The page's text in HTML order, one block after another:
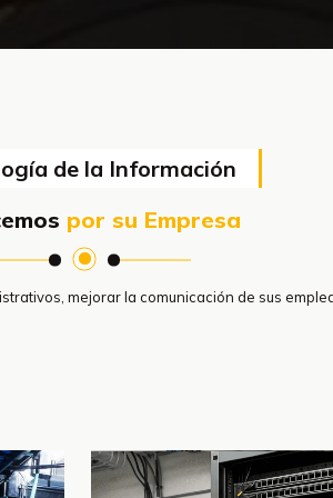
de la Información
por su Empresa
mejorar la comunicación de sus